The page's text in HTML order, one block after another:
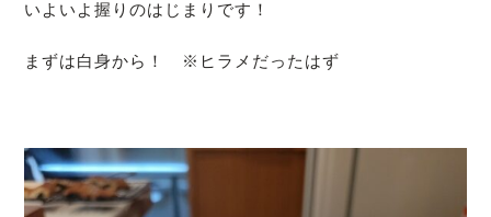
いよいよ握りのはじまりです！
まずは白身から！ ※ヒラメだったはず